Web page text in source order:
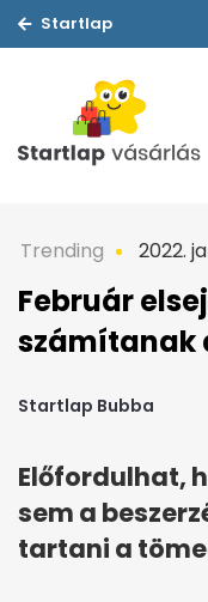
Startlap
Trending 2022.
Február
számítanak
Startlap Bubba
Előfordulhat,
sem a
tartani a